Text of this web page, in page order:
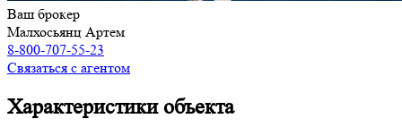
Ваш брокер
Малхосьянц Артем
8-800-707-55-23
Связаться с агентом
Характеристики объекта